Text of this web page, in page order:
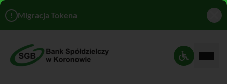
! Migracja Tokena
Ustawienia